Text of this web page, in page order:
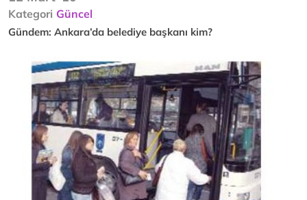
Kategori Güncel
Gündem: Ankara’da belediye başkanı kim?